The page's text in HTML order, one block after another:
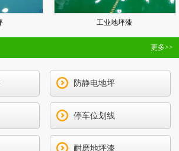
工业地坪漆
更多>>
防静电地坪
停车位划线
耐磨地坪漆